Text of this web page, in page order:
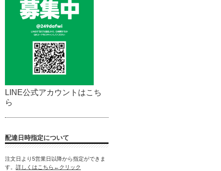
LINE公式アカウントはこち
ら
配達日時指定について
注文日より5営業日以降から指定ができま
す。 詳しくはこちら←クリック